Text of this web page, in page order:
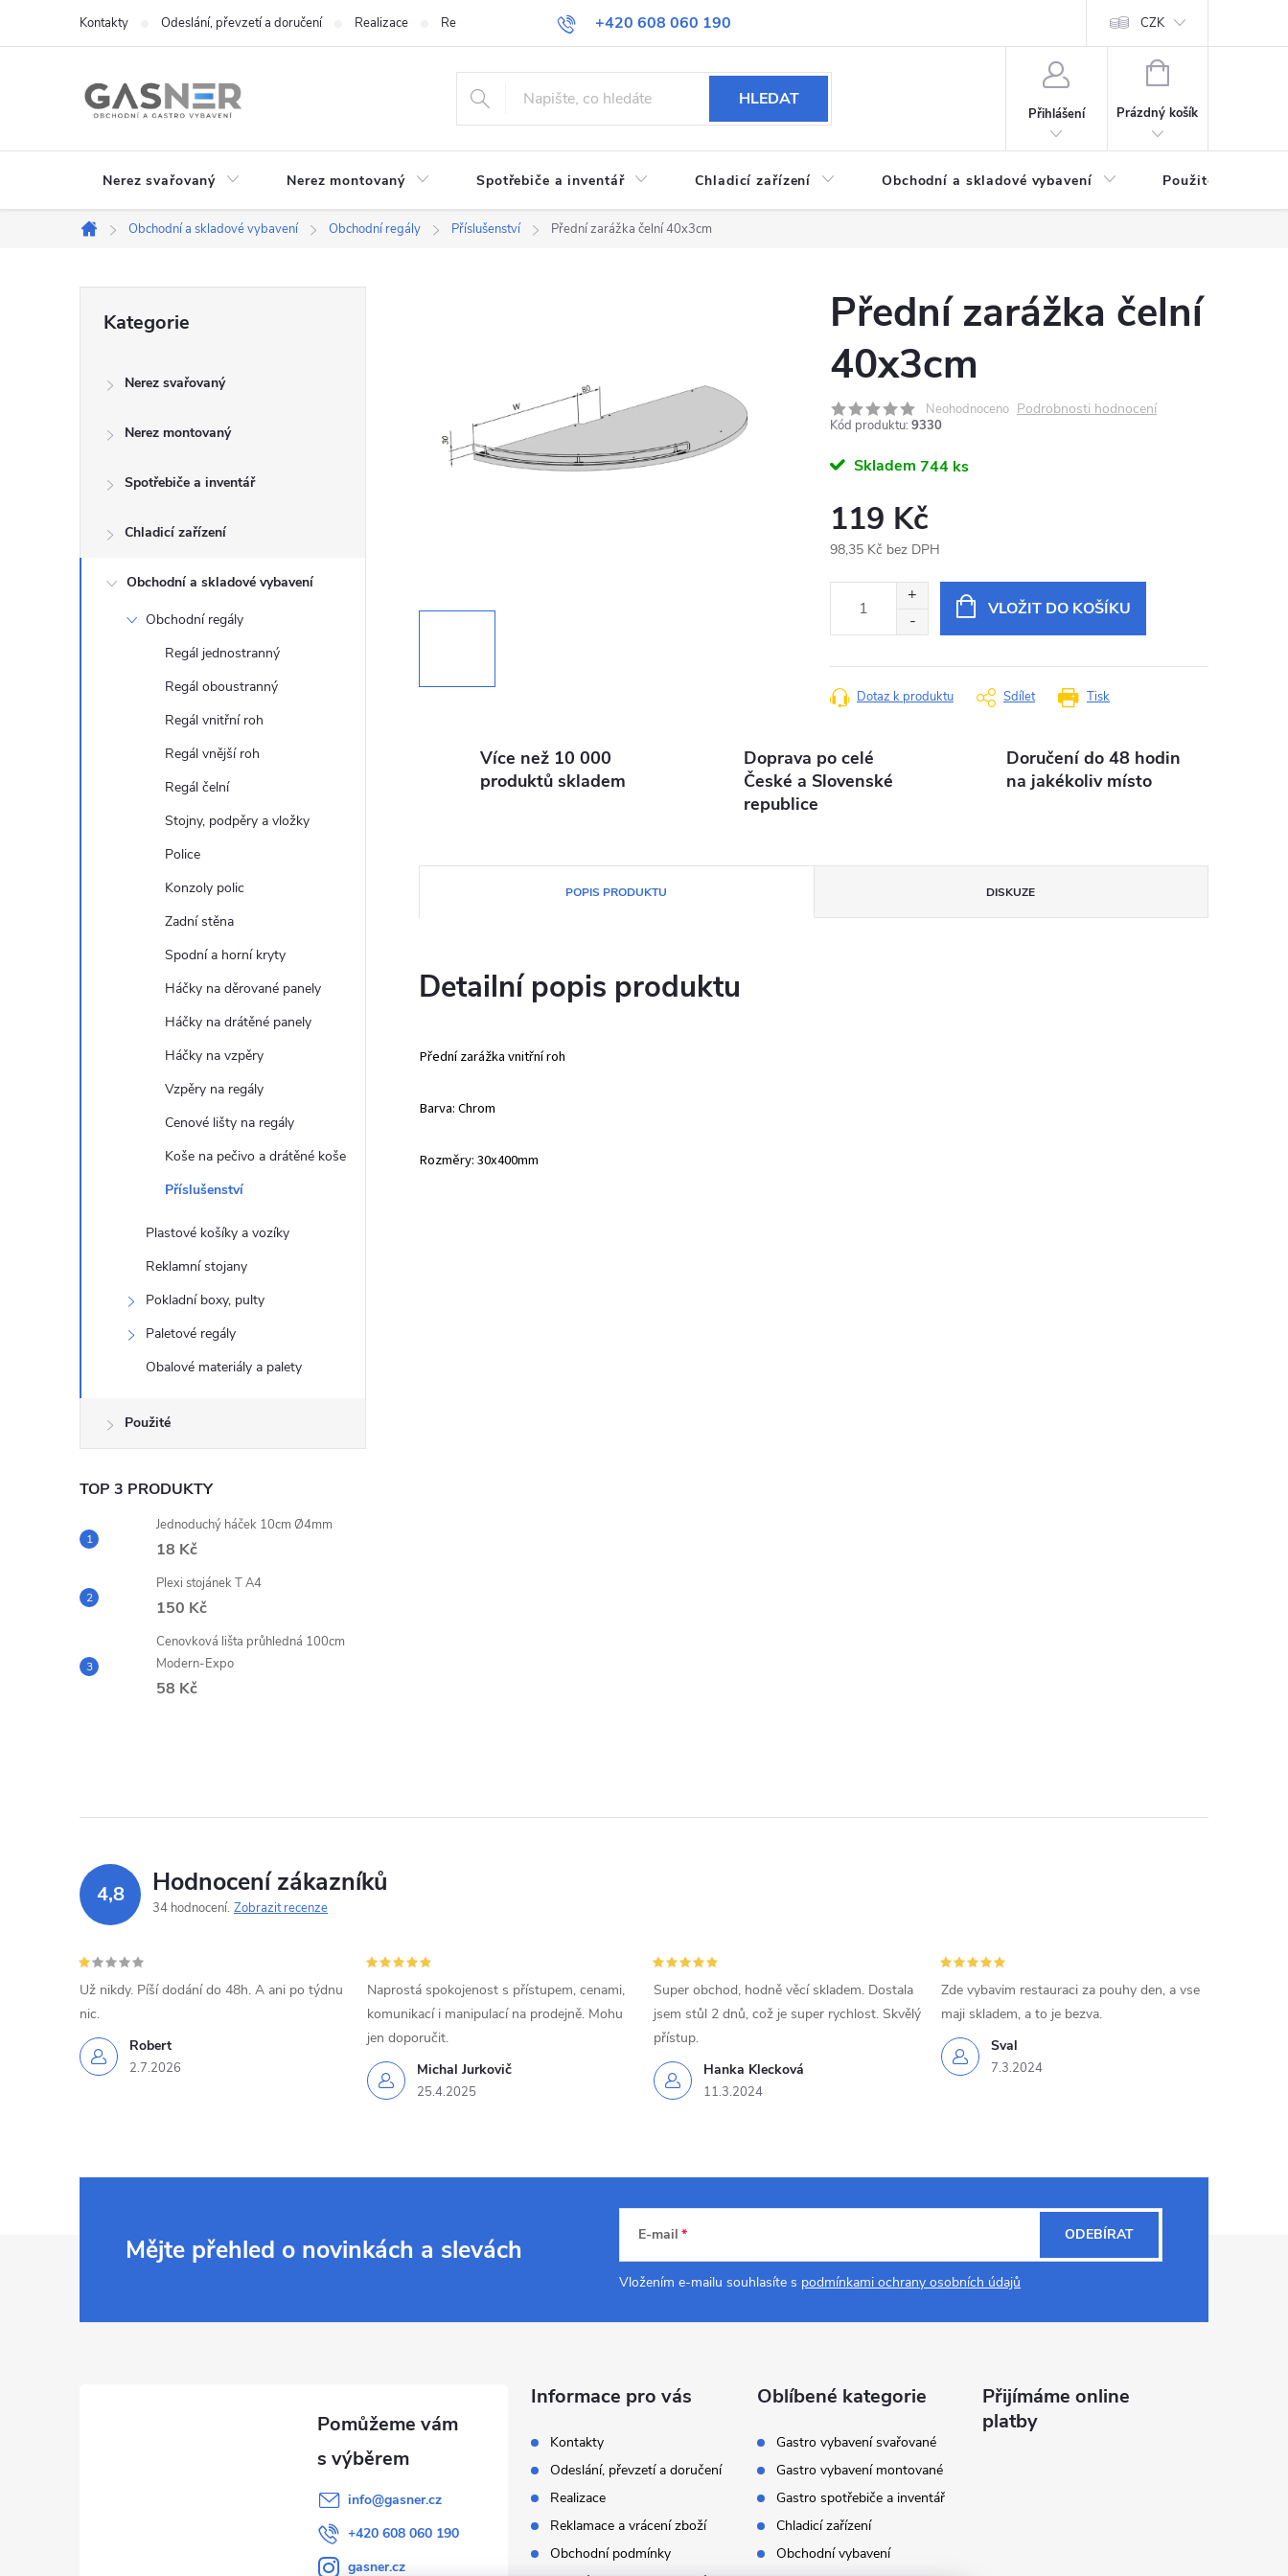
+420 608 060 190
Kontakty Odeslání, převzetí a doručení Realizace Reklamace a vrácení zboží Obchodní podmínky CZK
HLEDAT
Přihlášení
NÁKUPNÍ
Prázdný košík
Nerez svařovaný Nerez montovaný Spotřebiče a inventář Chladicí zařízení Obchodní a skladové vybavení Použité
Domů
Obchodní a skladové vybavení Obchodní regály Příslušenství Přední zarážka čelní 40x3cm
a
kategorie
Kategorie
Nerez svařovaný
Nerez montovaný
Spotřebiče a inventář
Chladicí zařízení
Obchodní a skladové vybavení
Obchodní regály
Regál jednostranný
Regál oboustranný
Regál vnitřní roh
Regál vnější roh
Regál čelní
Stojny, podpěry a vložky
Police
Konzoly polic
Zadní stěna
Spodní a horní kryty
Háčky na děrované panely
Háčky na drátěné panely
Háčky na vzpěry
Vzpěry na regály
Cenové lišty na regály
Koše na pečivo a drátěné koše
Příslušenství
Plastové košíky a vozíky
Reklamní stojany
Pokladní boxy, pulty
Paletové regály
Obalové materiály a palety
Použité
TOP 3 PRODUKTY
Jednoduchý háček 10cm Ø4mm
18 Kč
Plexi stojánek T A4
150 Kč
Cenovková lišta průhledná 100cm
Modern-Expo
58 Kč
Přední zarážka čelní
40x3cm
Neohodnoceno Podrobnosti hodnocení
Kód produktu: 9330
Skladem 744 ks
119 Kč
98,35 Kč bez DPH
VLOŽIT DO KOŠÍKU
Tisk
Dotaz k produktu Sdílet
Více než 10 000
produktů skladem
Doprava po celé
České a Slovenské
republice
Doručení do 48 hodin
na jakékoliv místo
POPIS PRODUKTU DISKUZE
Detailní popis produktu
Přední zarážka vnitřní roh
Barva: Chrom
Rozměry: 30x400mm
4,8 Hodnocení zákazníků
34 hodnocení Zobrazit recenze
Robert
2.7.2026
Už nikdy. Píší dodání do 48h. A ani po týdnu
nic.
Michal Jurkovič
25.4.2025
Naprostá spokojenost s přístupem, cenami,
komunikací i manipulací na prodejně. Mohu
jen doporučit.
Hanka Klecková
11.3.2024
Super obchod, hodně věcí skladem. Dostala
jsem stůl 2 dnů, což je super rychlost. Skvělý
přístup.
Sval
7.3.2024
Zde vybavim restauraci za pouhy den, a vse
maji skladem, a to je bezva.
Mějte přehled o novinkách a slevách E-mail
Vložením e-mailu souhlasíte s podmínkami ochrany osobních údajů
ODEBÍRAT
info@gasner.cz
+420 608 060 190
gasner.cz
Informace pro vás
Kontakty
Odeslání, převzetí a doručení
Realizace
Reklamace a vrácení zboží
Obchodní podmínky
Oblíbené kategorie
Gastro vybavení svařované
Gastro vybavení montované
Gastro spotřebiče a inventář
Chladicí zařízení
Obchodní vybavení
Přijímáme online
platby